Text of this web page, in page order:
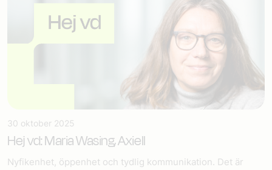
30 oktober 2025
Hej vd: Maria Wasing, Axiell
Nyfikenhet, öppenhet och tydlig kommunikation. Det är